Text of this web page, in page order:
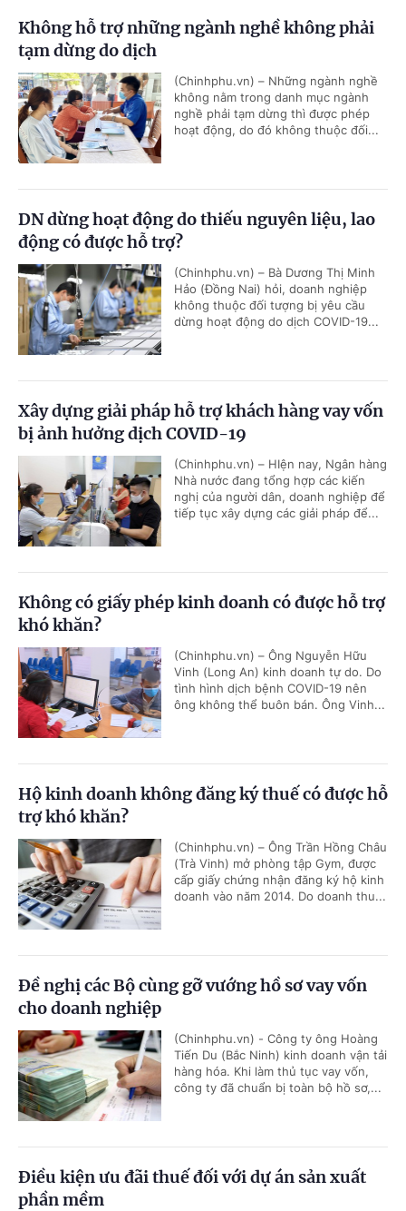
Không hỗ trợ những ngành nghề không phải
tạm dừng do dịch
(Chinhphu.vn) – Những ngành nghề
không nằm trong danh mục ngành
nghề phải tạm dừng thì được phép
hoạt động, do đó không thuộc đối...
DN dừng hoạt động do thiếu nguyên liệu, lao
động có được hỗ trợ?
(Chinhphu.vn) – Bà Dương Thị Minh
Hảo (Đồng Nai) hỏi, doanh nghiệp
không thuộc đối tượng bị yêu cầu
dừng hoạt động do dịch COVID-19...
Xây dựng giải pháp hỗ trợ khách hàng vay vốn
bị ảnh hưởng dịch COVID-19
(Chinhphu.vn) – HIện nay, Ngân hàng
Nhà nước đang tổng hợp các kiến
nghị của người dân, doanh nghiệp để
tiếp tục xây dựng các giải pháp để...
Không có giấy phép kinh doanh có được hỗ trợ
khó khăn?
(Chinhphu.vn) – Ông Nguyễn Hữu
Vinh (Long An) kinh doanh tự do. Do
tình hình dịch bệnh COVID-19 nên
ông không thể buôn bán. Ông Vinh...
Hộ kinh doanh không đăng ký thuế có được hỗ
trợ khó khăn?
(Chinhphu.vn) – Ông Trần Hồng Châu
(Trà Vinh) mở phòng tập Gym, được
cấp giấy chứng nhận đăng ký hộ kinh
doanh vào năm 2014. Do doanh thu...
Đề nghị các Bộ cùng gỡ vướng hồ sơ vay vốn
cho doanh nghiệp
(Chinhphu.vn) - Công ty ông Hoàng
Tiến Du (Bắc Ninh) kinh doanh vận tải
hàng hóa. Khi làm thủ tục vay vốn,
công ty đã chuẩn bị toàn bộ hồ sơ,...
Điều kiện ưu đãi thuế đối với dự án sản xuất
phần mềm